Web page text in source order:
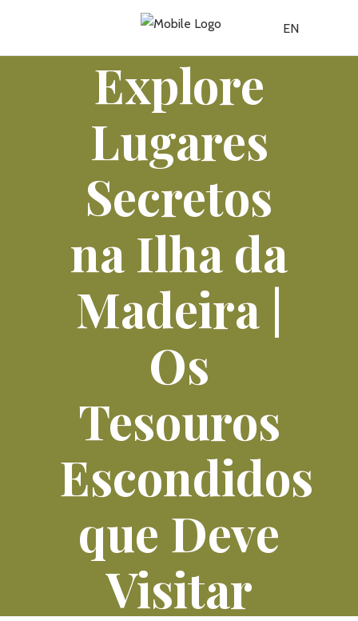
EN
Explore
Lugares
Secretos
na Ilha da
Madeira |
Os
Tesouros
Escondidos
que Deve
Visitar